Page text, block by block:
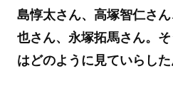
島惇太さん、高塚智仁さ
也さん、永塚拓馬さん。
はどのように見ていらした